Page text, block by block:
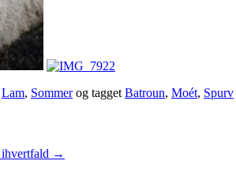
Lam, Sommerog tagget Batroun, Moét, Spurv
→